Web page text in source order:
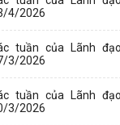
4/2026
tuần của Lãnh
3/2026
tuần của Lãnh
3/2026